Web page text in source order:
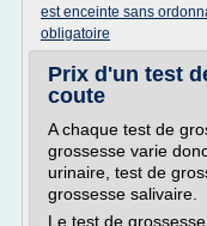
est enceinte sans
obligatoire
Prix d'un test
coute
A chaque test de
grossesse varie
urinaire, test de
grossesse salivaire.
Le test de